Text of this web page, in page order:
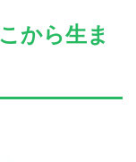
から生ま